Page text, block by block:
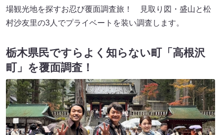
場観光地を探すお忍び覆面調査旅！ 見取り図・盛山と松
村沙友里の3人でプライベートを装い調査します。
栃木県民ですらよく知らない町「高根沢
町」を覆面調査！